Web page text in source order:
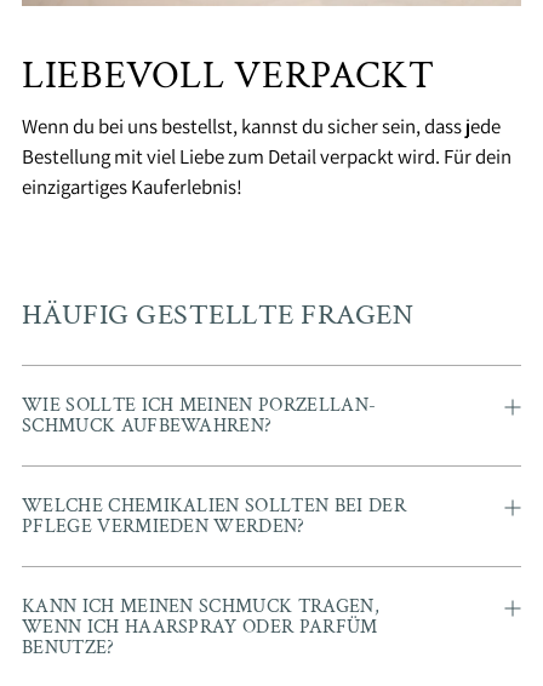
LIEBEVOLL VERPACKT
Wenn du bei uns bestellst, kannst du sicher sein, dass jede
Bestellung mit viel Liebe zum Detail verpackt wird. Für dein
einzigartiges Kauferlebnis!
HÄUFIG GESTELLTE FRAGEN
WIE SOLLTE ICH MEINEN PORZELLAN-
SCHMUCK AUFBEWAHREN?
WELCHE CHEMIKALIEN SOLLTEN BEI DER
PFLEGE VERMIEDEN WERDEN?
KANN ICH MEINEN SCHMUCK TRAGEN,
WENN ICH HAARSPRAY ODER PARFÜM
BENUTZE?